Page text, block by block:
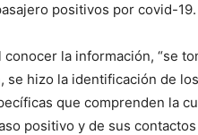
positivos por covid-19.
conocer la información, “se
se hizo la identificación de
que comprenden la
positivo y de sus contactos